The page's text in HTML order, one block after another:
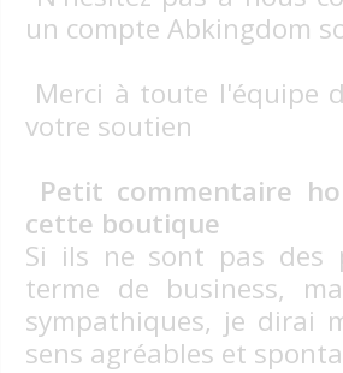
un compte Abkingdom
Merci à toute l'équipe
votre soutien
Petit commentaire
cette boutique
Si ils ne sont pas des
terme de business,
sympathiques, je dirai
sens agréables et